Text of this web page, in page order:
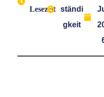
Lesezeit ständi
gkeit